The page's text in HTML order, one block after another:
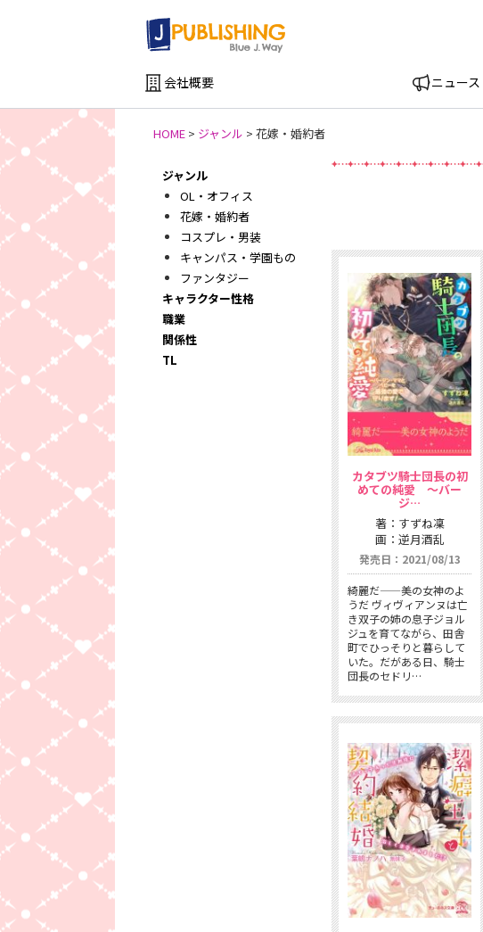
会社概要 ニュース
HOME > ジャンル > 花嫁・婚約者
ジャンル
OL・オフィス
花嫁・婚約者
コスプレ・男装
キャンパス・学園もの
ファンタジー
キャラクター性格
職業
関係性
TL
カタブツ騎士団長の初
めての純愛 〜バー
ジ…
著：すずね凜
画：逆月酒乱
発売日：2021/08/13
綺麗だ——美の女神のよ
うだ ヴィヴィアンヌは亡
き双子の姉の息子ジョル
ジュを育てながら、田舎
町でひっそりと暮らして
いた。だがある日、騎士
団長のセドリ…